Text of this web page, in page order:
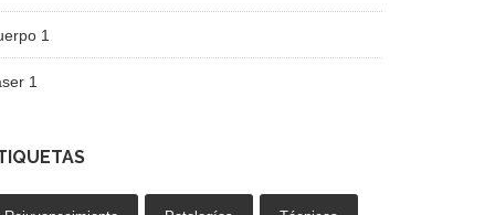
1
1